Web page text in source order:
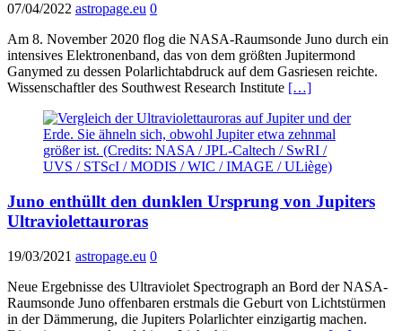
07/04/2022 astropage.eu 0
Am 8. November 2020 flog die NASA-Raumsonde Juno durch ein
intensives Elektronenband, das von dem größten Jupitermond
Ganymed zu dessen Polarlichtabdruck auf dem Gasriesen reichte.
Wissenschaftler des Southwest Research Institute […]
Juno enthüllt den dunklen Ursprung von Jupiters
Ultraviolettauroras
19/03/2021 astropage.eu 0
Neue Ergebnisse des Ultraviolet Spectrograph an Bord der NASA-
Raumsonde Juno offenbaren erstmals die Geburt von Lichtstürmen
in der Dämmerung, die Jupiters Polarlichter einzigartig machen.